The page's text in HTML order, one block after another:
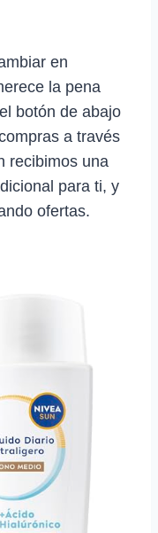
en
la pena
botón de abajo
a través
recibimos una
para ti, y
ofertas.